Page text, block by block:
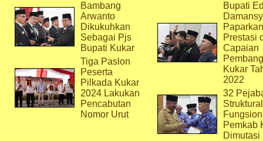
Bambang
Arwanto
Dikukuhkan
Sebagai Pjs
Bupati Kukar
Tiga Paslon
Peserta
Pilkada Kukar
2024 Lakukan
Pencabutan
Nomor Urut
Bupati
Paparkan
Prestasi
Capaian
Kukar
2022
32
Pemkab
Dimutasi